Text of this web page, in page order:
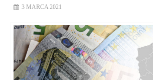
3 MARCA 2021